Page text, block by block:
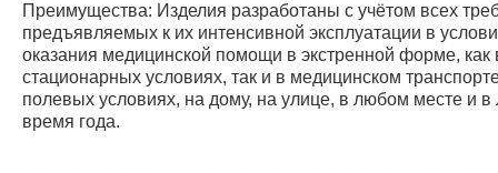
Преимущества: Изделия разработаны с учётом всех
предъявляемых к их интенсивной эксплуатации в
оказания медицинской помощи в экстренной форме, как
стационарных условиях, так и в медицинском
полевых условиях, на дому, на улице, в любом месте и
время года.